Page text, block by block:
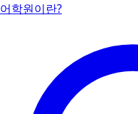
어학원이란?